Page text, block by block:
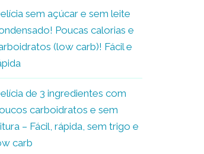
sem açúcar e sem leite
Poucas calorias e
(low carb)! Fácil e
de 3 ingredientes com
carboidratos e sem
– Fácil, rápida, sem trigo e
carb